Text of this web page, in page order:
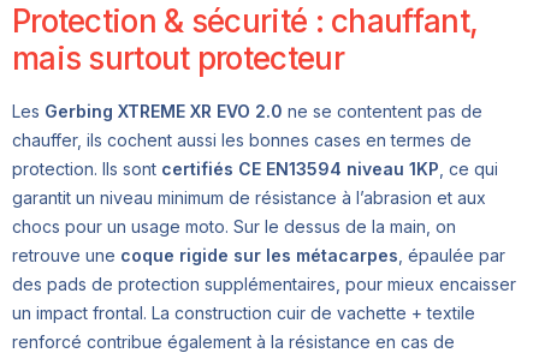
Protection & sécurité : chauffant,
mais surtout protecteur
Les Gerbing XTREME XR EVO 2.0 ne se contentent pas de
chauffer, ils cochent aussi les bonnes cases en termes de
protection. Ils sont certifiés CE EN13594 niveau 1KP, ce qui
garantit un niveau minimum de résistance à l’abrasion et aux
chocs pour un usage moto. Sur le dessus de la main, on
retrouve une coque rigide sur les métacarpes, épaulée par
des pads de protection supplémentaires, pour mieux encaisser
un impact frontal. La construction cuir de vachette + textile
renforcé contribue également à la résistance en cas de